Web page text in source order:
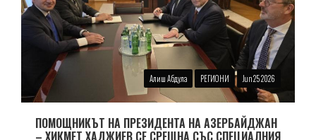
Алиш Абдула РЕГИОНИ Jun 25 2026
ПОМОЩНИКЪТ НА ПРЕЗИДЕНТА НА АЗЕРБАЙДЖАН
– ХИКМЕТ ХАДЖИЕВ СЕ СРЕЩНА СЪС СПЕЦИАЛНИЯ